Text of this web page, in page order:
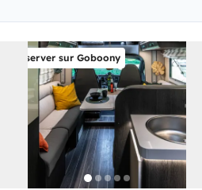
Réserver sur Goboony